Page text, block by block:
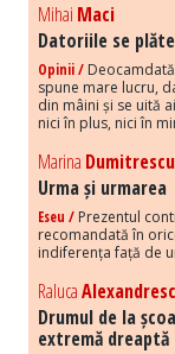
Mihai Maci
Datoriile se
Opinii /
spune mare lucru,
din mâini și se uită
nici în plus, nici în
Marina Dumitrescu
Urma și urmarea
Eseu / Prezentul
recomandată în
indiferența față de
Raluca
Drumul de la
extremă dreaptă